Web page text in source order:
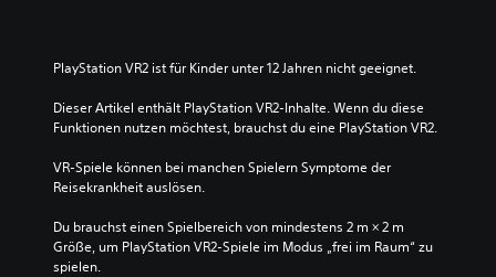
PlayStation VR2 ist für Kinder unter 12 Jahren nicht geeignet.
Dieser Artikel enthält PlayStation VR2-Inhalte. Wenn du diese
Funktionen nutzen möchtest, brauchst du eine PlayStation VR2.
VR-Spiele können bei manchen Spielern Symptome der
Reisekrankheit auslösen.
Du brauchst einen Spielbereich von mindestens 2 m × 2 m
Größe, um PlayStation VR2-Spiele im Modus „frei im Raum“ zu
spielen.